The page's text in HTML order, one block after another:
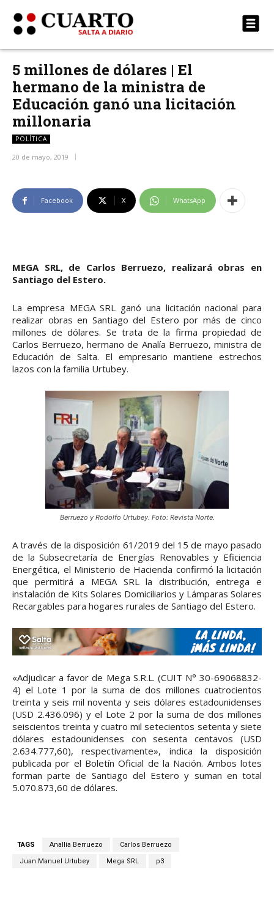
5 millones de dólares | El
hermano de la ministra de
Educación ganó una licitación
millonaria
POLÍTICA
20 de mayo, 2019
Facebook X WhatsApp
MEGA SRL, de Carlos Berruezo, realizará obras en
Santiago del Estero.
La empresa MEGA SRL ganó una licitación nacional para
realizar obras en Santiago del Estero por más de cinco
millones de dólares. Se trata de la firma propiedad de
Carlos Berruezo, hermano de Analía Berruezo, ministra de
Educación de Salta. El empresario mantiene estrechos
lazos con la familia Urtubey.
Berruezo y Rodolfo Urtubey. Foto: Revista Norte.
A través de la disposición 61/2019 del 15 de mayo pasado
de la Subsecretaría de Energías Renovables y Eficiencia
Energética, el Ministerio de Hacienda confirmó la licitación
que permitirá a MEGA SRL la distribución, entrega e
instalación de Kits Solares Domiciliarios y Lámparas Solares
Recargables para hogares rurales de Santiago del Estero.
«Adjudicar a favor de Mega S.R.L. (CUIT N° 30-69068832-
4) el Lote 1 por la suma de dos millones cuatrocientos
treinta y seis mil noventa y seis dólares estadounidenses
(USD 2.436.096) y el Lote 2 por la suma de dos millones
seiscientos treinta y cuatro mil setecientos setenta y siete
dólares estadounidenses con sesenta centavos (USD
2.634.777,60), respectivamente», indica la disposición
publicada por el Boletín Oficial de la Nación. Ambos lotes
forman parte de Santiago del Estero y suman en total
5.070.873,60 de dólares.
TAGS Anallía Berruezo Carlos Berruezo
Juan Manuel Urtubey Mega SRL p3